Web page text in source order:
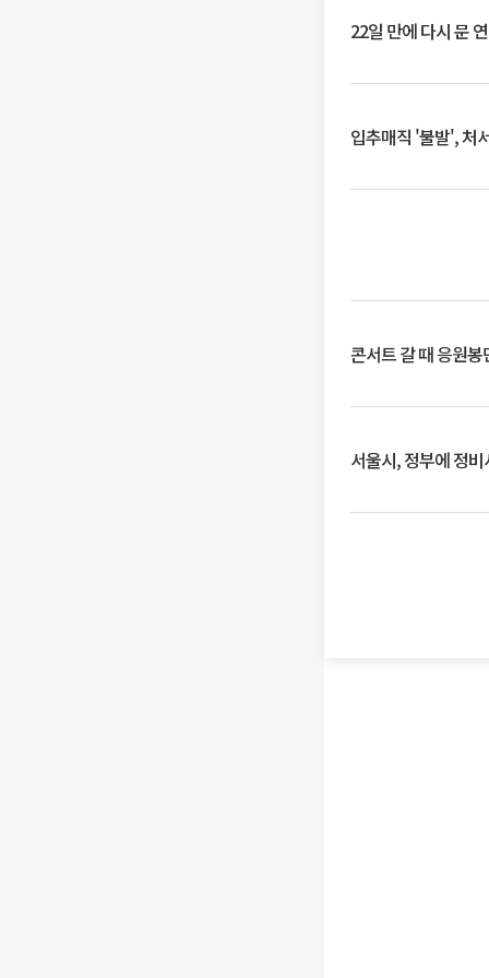
22일 만에 다시 문
입추매직 '불발', 처
콘서트 갈 때 응원
서울시, 정부에 정